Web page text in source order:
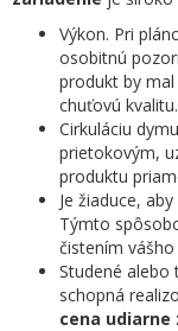
Výkon. Pri
osobitnú
produkt by
chuťovú kvalitu.
Cirkuláciu
prietokovým,
produktu
Je žiaduce,
Týmto
čistením vášho
Studené alebo
schopná
cena udiarne